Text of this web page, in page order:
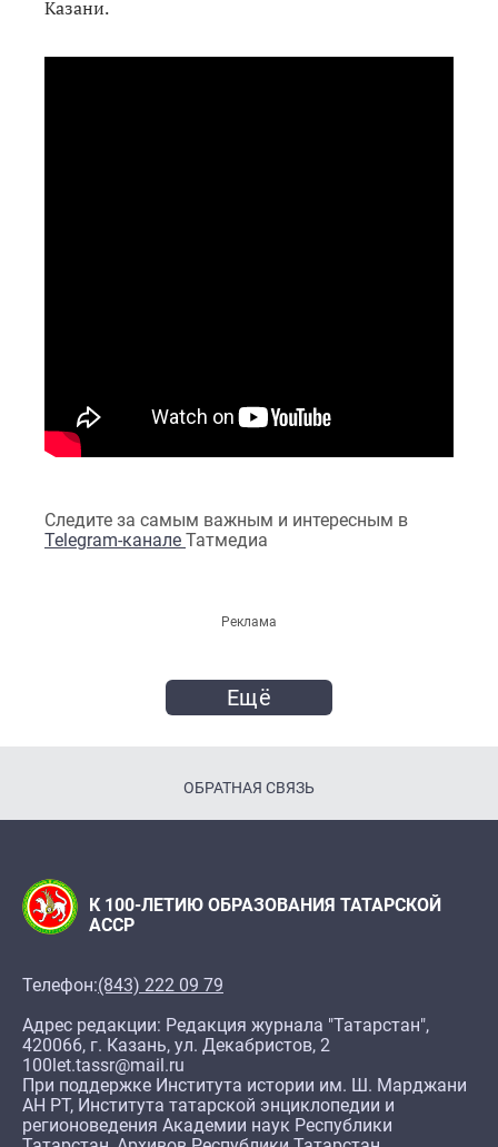
Казани.
Следите за самым важным и интересным в
Telegram-канале Татмедиа
Реклама
Ещё
ОБРАТНАЯ СВЯЗЬ
К 100-ЛЕТИЮ ОБРАЗОВАНИЯ ТАТАРСКОЙ
АССР
Телефон:(843) 222 09 79
Адрес редакции: Редакция журнала "Татарстан",
420066, г. Казань, ул. Декабристов, 2
100let.tassr@mail.ru
При поддержке Института истории им. Ш. Марджани
АН РТ, Института татарской энциклопедии и
регионоведения Академии наук Республики